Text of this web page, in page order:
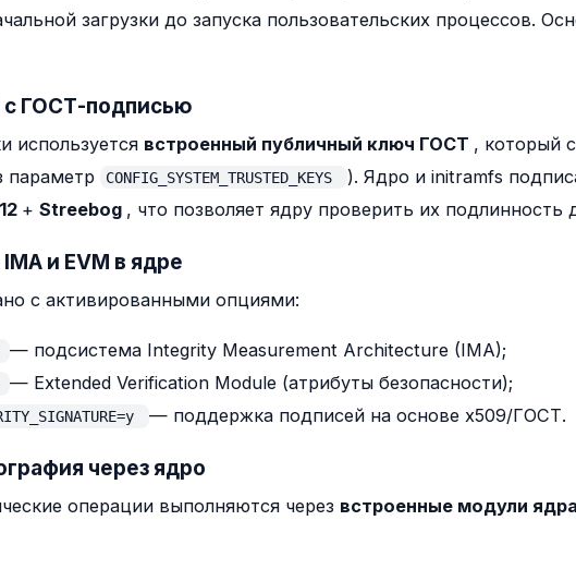
загрузки до запуска пользовательских процессов.
с ГОСТ-подписью
используется встроенный публичный ключ ГОСТ , который
параметр
CONFIG_SYSTEM_TRUSTED_KEYS
). Ядро и initramfs
+ Streebog , что позволяет ядру проверить их подлинность
и EVM в ядре
с активированными опциями:
— подсистема Integrity Measurement Architecture (IMA);
— Extended Verification Module (атрибуты безопасности);
— поддержка подписей на основе x509/ГОСТ.
через ядро
операции выполняются через встроенные модули